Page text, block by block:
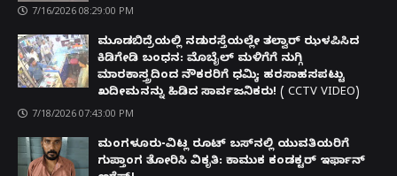
7/16/2026 08:29:00 PM
ಮೂಡಬಿದ್ರೆಯಲ್ಲಿ ನಡುರಸ್ತೆಯಲ್ಲೇ ತಲ್ವಾರ್ ಝಳಪಿಸಿದ
ಕಿಡಿಗೇಡಿ ಬಂಧನ: ಮೊಬೈಲ್ ಮಳಿಗೆಗೆ ನುಗ್ಗಿ
ಮಾರಕಾಸ್ತ್ರದಿಂದ ನೌಕರರಿಗೆ ಧಮ್ಕಿ; ಹರಸಾಹಸಪಟ್ಟು
ಖದೀಮನನ್ನು ಹಿಡಿದ ಸಾರ್ವಜನಿಕರು! ( CCTV VIDEO)
7/18/2026 07:43:00 PM
ಮಂಗಳೂರು-ವಿಟ್ಲ ರೂಟ್ ಬಸ್‌ನಲ್ಲಿ ಯುವತಿಯರಿಗೆ
ಗುಪ್ತಾಂಗ ತೋರಿಸಿ ವಿಕೃತಿ: ಕಾಮುಕ ಕಂಡಕ್ಟರ್ ಇರ್ಫಾನ್